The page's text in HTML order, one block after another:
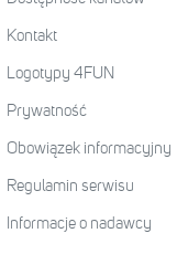
Kontakt
Logotypy 4FUN
Prywatność
Obowiązek informacyjny
Regulamin serwisu
Informacje o nadawcy